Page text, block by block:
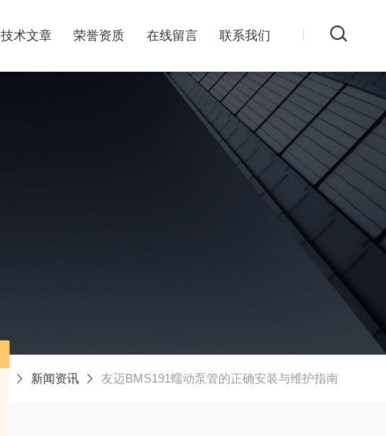
技术文章 荣誉资质 在线留言 联系我们
新闻资讯 友迈BMS191蠕动泵管的正确安装与维护指南